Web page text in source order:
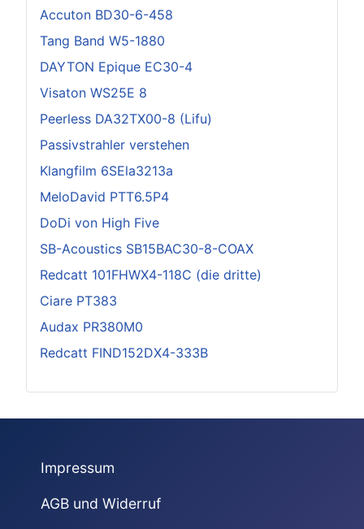
Accuton BD30-6-458
Tang Band W5-1880
DAYTON Epique EC30-4
Visaton WS25E 8
Peerless DA32TX00-8 (Lifu)
Passivstrahler verstehen
Klangfilm 6SEla3213a
MeloDavid PTT6.5P4
DoDi von High Five
SB-Acoustics SB15BAC30-8-COAX
Redcatt 101FHWX4-118C (die dritte)
Ciare PT383
Audax PR380M0
Redcatt FIND152DX4-333B
Impressum
AGB und Widerruf